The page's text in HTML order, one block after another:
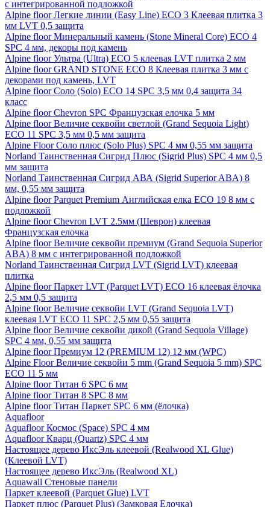
с интегрированной подложкой
Alpine floor Легкие линии (Easy Line) ECO 3 Клеевая плитка 3
мм LVT 0,5 защита
Alpine floor Минеральный камень (Stone Mineral Core) ECO 4
SPC 4 мм, декоры под камень
Alpine floor Ультра (Ultra) ECO 5 клеевая LVT плитка 2 мм
Alpine floor GRAND STONE ECO 8 Клеевая плитка 3 мм с
декорами под камень, LVT
Alpine floor Соло (Solo) ECO 14 SPC 3,5 мм 0,4 защита 34
класс
Alpine floor Chevron SPC Французская елочка 5 мм
Alpine floor Величие секвойи светлой (Grand Sequoia Light)
ECO 11 SPC 3,5 мм 0,5 мм защита
Alpine Floor Соло плюс (Solo Plus) SPC 4 мм 0,55 мм защита
Norland Таинственная Сигрид Плюс (Sigrid Plus) SPC 4 мм 0,5
мм защита
Norland Таинственная Сигрид АВА (Sigrid Superior ABA) 8
мм, 0,55 мм защита
Alpine floor Parquet Premium Английская елка ECO 19 8 мм с
подложкой
Alpine floor Chevron LVT 2.5мм (Шеврон) клеевая
Французская елочка
Alpine floor Величие секвойи премиум (Grand Sequoia Superior
ABA) 8 мм с интегрированной подложкой
Norland Таинственная Сигрид LVT (Sigrid LVT) клеевая
плитка
Alpine floor Паркет LVT (Parquet LVT) ECO 16 клеевая ёлочка
2,5 мм 0,5 защита
Alpine floor Величие секвойи LVT (Grand Sequoia LVT)
клеевая LVT ECO 11 SPC 2,5 мм 0,55 защита
Alpine floor Величие секвойи дикой (Grand Sequoia Village)
SPC 4 мм, 0,55 мм защита
Alpine floor Премиум 12 (PREMIUM 12) 12 мм (WPC)
Alpine Floor Величие секвойи 5 mm (Grand Sequoia 5 mm) SPC
ECO 11 5 мм
Alpine floor Титан 6 SPC 6 мм
Alpine floor Титан 8 SPC 8 мм
Alpine floor Титан Паркет SPC 6 мм (ёлочка)
Aquafloor
Aquafloor Космос (Space) SPC 4 мм
Aquafloor Кварц (Quartz) SPC 4 мм
Настоящее дерево ИксЭль клеевой (Realwood XL Glue)
(Клеевой LVT)
Настоящее дерево ИксЭль (Realwood XL)
Aquawall Стеновые панели
Паркет клеевой (Parquet Glue) LVT
Паркет плюс (Parquet Plus) (Замковая Елочка)